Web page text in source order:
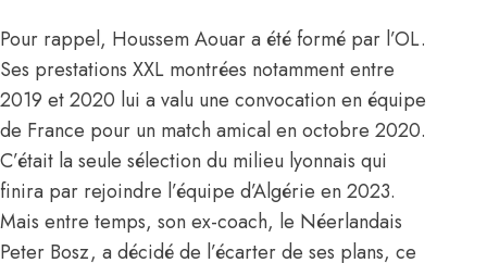
Pour rappel, Houssem Aouar a été formé par l’OL.
Ses prestations XXL montrées notamment entre
2019 et 2020 lui a valu une convocation en équipe
de France pour un match amical en octobre 2020.
C’était la seule sélection du milieu lyonnais qui
finira par rejoindre l’équipe d’Algérie en 2023.
Mais entre temps, son ex-coach, le Néerlandais
Peter Bosz, a décidé de l’écarter de ses plans, ce